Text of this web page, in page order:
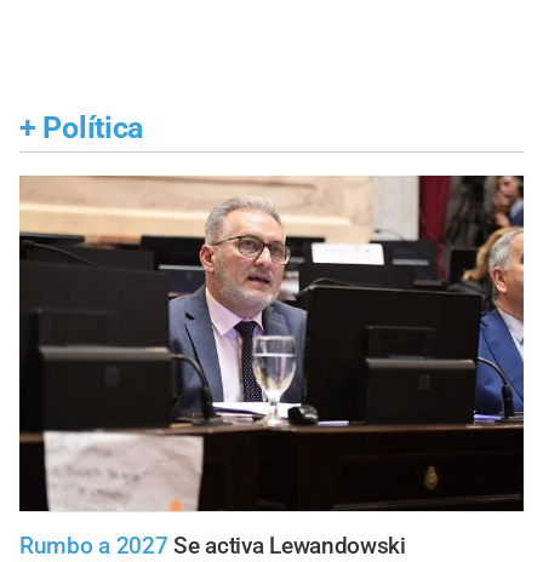
+ Política
Rumbo a 2027 Se activa Lewandowski